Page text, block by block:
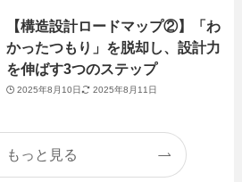
【構造設計ロードマップ②】「わ
かったつもり」を脱却し、設計力
を伸ばす3つのステップ
2025年8月10日 2025年8月11日
もっと見る